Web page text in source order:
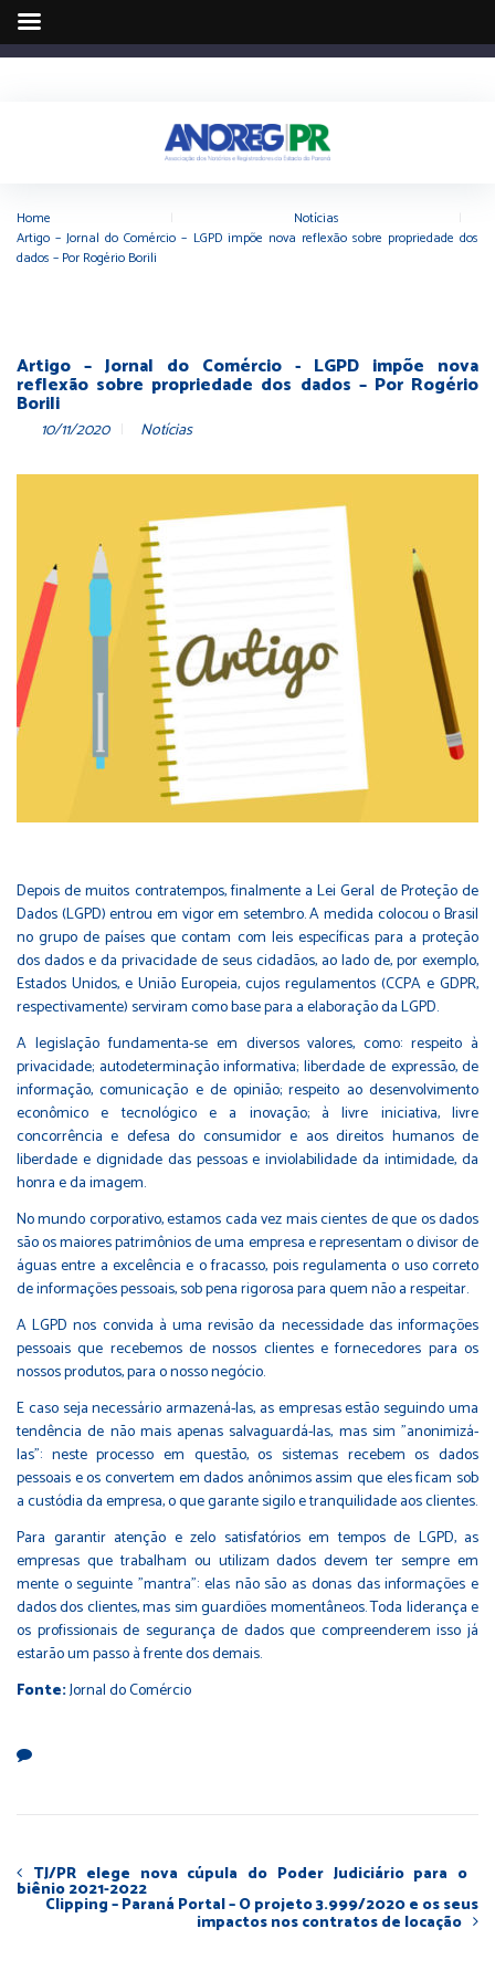
Home Notícias
Artigo – Jornal do Comércio – LGPD impõe nova reflexão sobre propriedade dos
dados – Por Rogério Borili
Artigo – Jornal do Comércio - LGPD impõe nova
reflexão sobre propriedade dos dados – Por Rogério
Borili
10/11/2020 Notícias
Depois de muitos contratempos, finalmente a Lei Geral de Proteção de
Dados (LGPD) entrou em vigor em setembro. A medida colocou o Brasil
no grupo de países que contam com leis específicas para a proteção
dos dados e da privacidade de seus cidadãos, ao lado de, por exemplo,
Estados Unidos, e União Europeia, cujos regulamentos (CCPA e GDPR,
respectivamente) serviram como base para a elaboração da LGPD.
A legislação fundamenta-se em diversos valores, como: respeito à
privacidade; autodeterminação informativa; liberdade de expressão, de
informação, comunicação e de opinião; respeito ao desenvolvimento
econômico e tecnológico e a inovação; à livre iniciativa, livre
concorrência e defesa do consumidor e aos direitos humanos de
liberdade e dignidade das pessoas e inviolabilidade da intimidade, da
honra e da imagem.
No mundo corporativo, estamos cada vez mais cientes de que os dados
são os maiores patrimônios de uma empresa e representam o divisor de
águas entre a excelência e o fracasso, pois regulamenta o uso correto
de informações pessoais, sob pena rigorosa para quem não a respeitar.
A LGPD nos convida à uma revisão da necessidade das informações
pessoais que recebemos de nossos clientes e fornecedores para os
nossos produtos, para o nosso negócio.
E caso seja necessário armazená-las, as empresas estão seguindo uma
tendência de não mais apenas salvaguardá-las, mas sim "anonimizá-
las": neste processo em questão, os sistemas recebem os dados
pessoais e os convertem em dados anônimos assim que eles ficam sob
a custódia da empresa, o que garante sigilo e tranquilidade aos clientes.
Para garantir atenção e zelo satisfatórios em tempos de LGPD, as
empresas que trabalham ou utilizam dados devem ter sempre em
mente o seguinte "mantra": elas não são as donas das informações e
dados dos clientes, mas sim guardiões momentâneos. Toda liderança e
os profissionais de segurança de dados que compreenderem isso já
estarão um passo à frente dos demais.
Fonte:Jornal do Comércio
TJ/PR elege nova cúpula do Poder Judiciário para o
biênio 2021-2022
Clipping – Paraná Portal – O projeto 3.999/2020 e os seus
impactos nos contratos de locação